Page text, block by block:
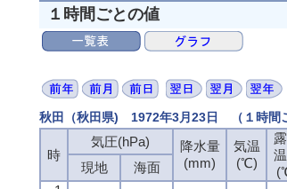
１時間ごとの値
秋田（秋田県) 1972年3月23日 （１時間
時
気圧(hPa)
降水量
(mm)
気温
(℃)
現地 海面
時
気圧(hPa)
降水量
(mm)
気温
(℃)
現地 海面
時
気圧(hPa)
降水量
(mm)
気温
(℃)
現地 海面
時
気圧(hPa)
降水量
(mm)
気温
(℃)
現地 海面